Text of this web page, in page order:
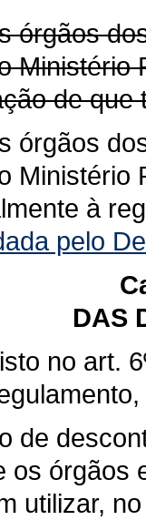
órgãos
Ministério
de que
órgãos
Ministério
à
pelo
DAS
no art.
de
os órgãos
utilizar,